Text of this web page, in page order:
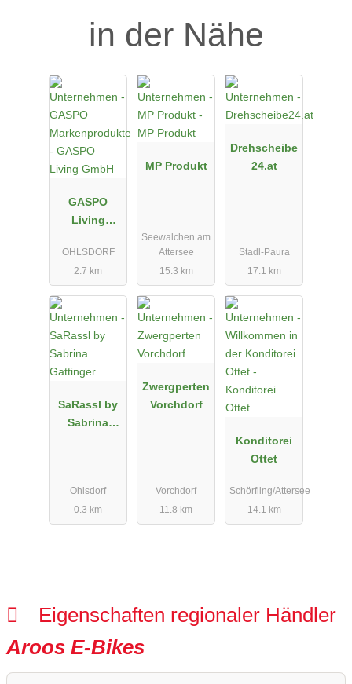
in der Nähe
GASPO
Living
OHLSDORF
2.7 km
MP Produkt
Seewalchen am
Attersee
15.3 km
Drehscheibe
24.at
Stadl-Paura
17.1 km
SaRassl by
Sabrina
Ohlsdorf
0.3 km
Zwergperten
Vorchdorf
Vorchdorf
11.8 km
Konditorei
Ottet
Schörfling/Attersee
14.1 km
Eigenschaften regionaler Händler
Aroos E-Bikes